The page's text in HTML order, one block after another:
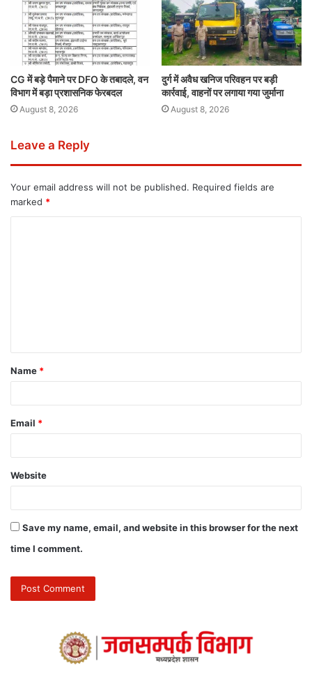
CG में बड़े पैमाने पर DFO के तबादले, वन
विभाग में बड़ा प्रशासनिक फेरबदल
August 8, 2026
दुर्ग में अवैध खनिज परिवहन पर बड़ी
कार्रवाई, वाहनों पर लगाया गया जुर्माना
August 8, 2026
Leave a Reply
Your email address will not be published. Required fields are
marked *
Name *
Email *
Website
Save my name, email, and website in this browser for the next
time I comment.